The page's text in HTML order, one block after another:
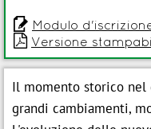
Il momento storico nel
grandi cambiamenti,
 Modulo
 Versione